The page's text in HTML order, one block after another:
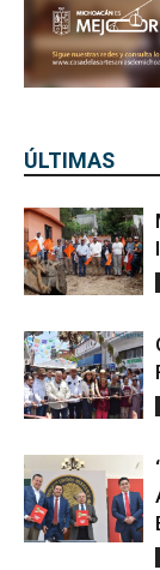
ÚLTIMAS